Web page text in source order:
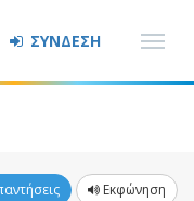
ΣΥΝΔΕΣΗ
Εκφώνηση